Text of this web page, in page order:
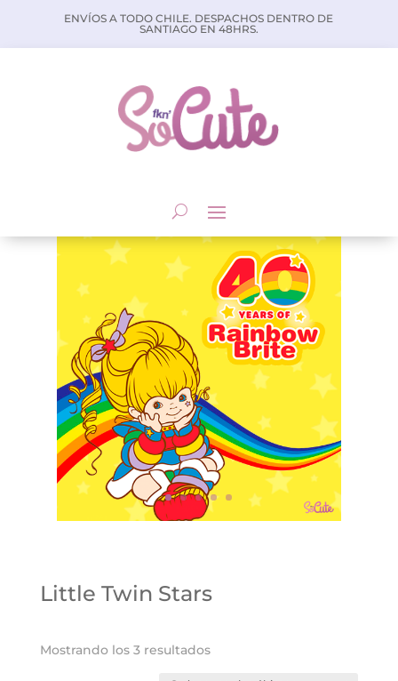
ENVÍOS A TODO CHILE. DESPACHOS DENTRO DE
SANTIAGO EN 48HRS.
Little Twin Stars
Mostrando los 3 resultadosOrdenado